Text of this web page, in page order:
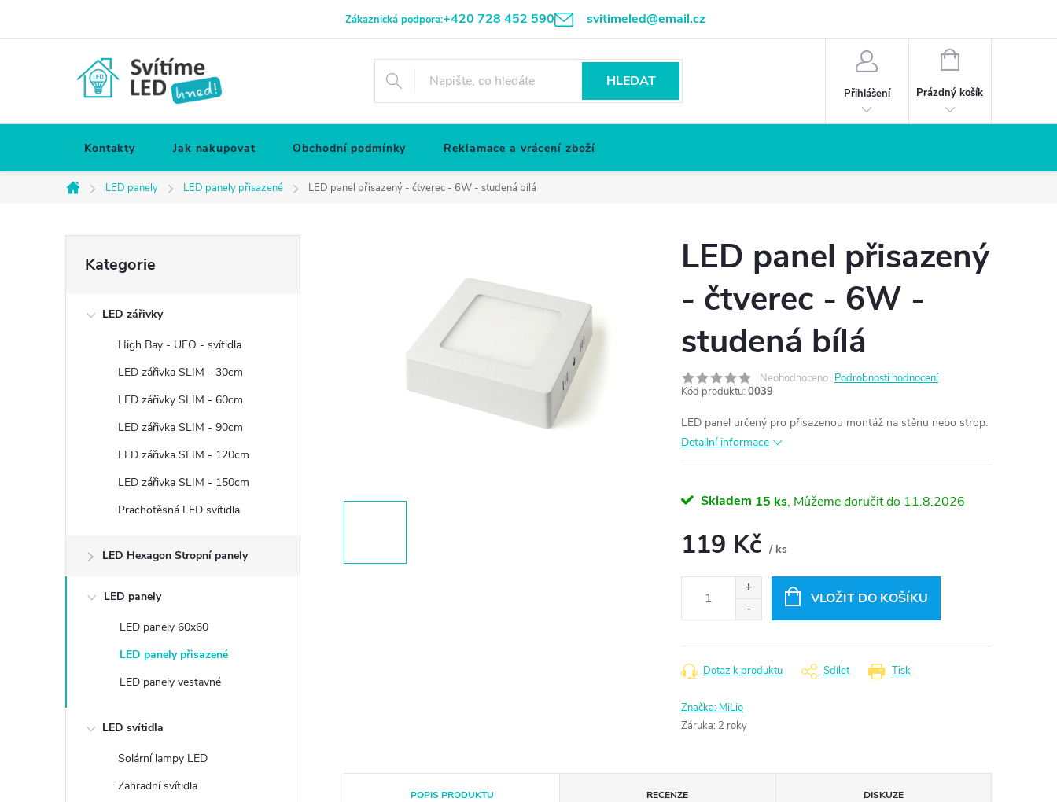
Zákaznická podpora:+420 728 452 590 svitimeled@email.cz
HLEDAT
Přihlášení
NÁKUPNÍ
Prázdný košík
Kontakty Jak nakupovat Obchodní podmínky Reklamace a vrácení zboží
Domů
LED panely LED panely přisazené LED panel přisazený - čtverec - 6W - studená bílá
í
kategorie
Kategorie
LED zářivky
High Bay - UFO - svítidla
LED zářivka SLIM - 30cm
LED zářivky SLIM - 60cm
LED zářivka SLIM - 90cm
LED zářivka SLIM - 120cm
LED zářivka SLIM - 150cm
Prachotěsná LED svítidla
LED Hexagon Stropní panely
LED panely
LED panely 60x60
LED panely přisazené
LED panely vestavné
LED svítidla
Solární lampy LED
Zahradní svítidla
LED panel přisazený
- čtverec - 6W -
studená bílá
Neohodnoceno Podrobnosti hodnocení
Kód produktu: 0039
LED panel určený pro přisazenou montáž na stěnu nebo strop.
Detailní informace
Skladem 15 ks 11.8.2026
119 Kč / ks
VLOŽIT DO KOŠÍKU
Tisk
Dotaz k produktu Sdílet
Značka: MiLio
Záruka: 2 roky
POPIS PRODUKTU RECENZE DISKUZE